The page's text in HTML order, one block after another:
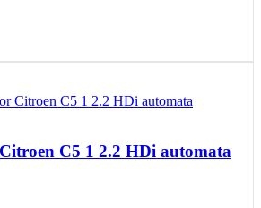
C5 1 2.2 HDi automata